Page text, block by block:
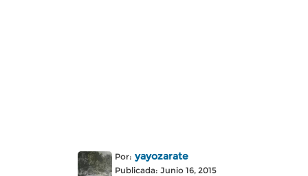
Por: yayozarate
Publicada: Junio 16, 2015